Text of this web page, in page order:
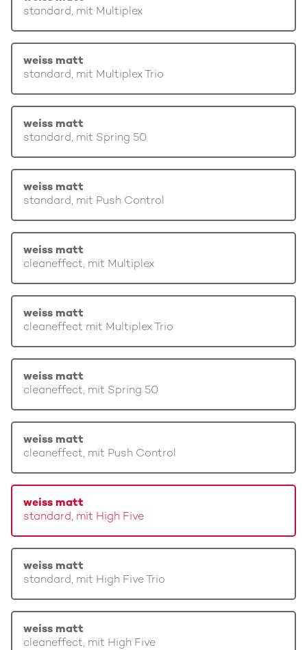
standard, mit Multiplex
weiss matt
standard, mit Multiplex Trio
weiss matt
standard, mit Spring 50
weiss matt
standard, mit Push Control
weiss matt
cleaneffect, mit Multiplex
weiss matt
cleaneffect mit Multiplex Trio
weiss matt
cleaneffect, mit Spring 50
weiss matt
cleaneffect, mit Push Control
weiss matt
standard, mit High Five
weiss matt
standard, mit High Five Trio
weiss matt
cleaneffect, mit High Five